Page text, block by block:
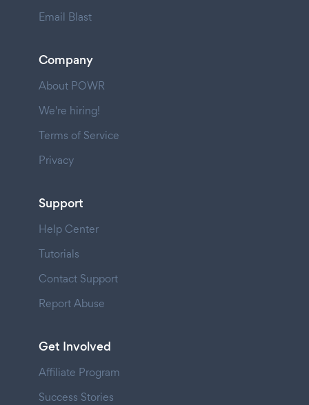
Email Blast
Company
About POWR
We're hiring!
Terms of Service
Privacy
Support
Help Center
Tutorials
Contact Support
Report Abuse
Get Involved
Affiliate Program
Success Stories